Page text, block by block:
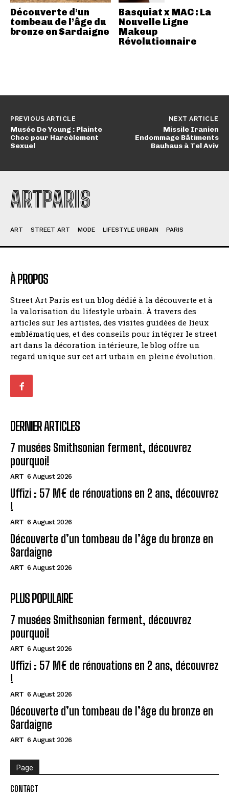
Découverte d’un
tombeau de l’âge du
bronze en Sardaigne
Basquiat x MAC : La
Nouvelle Ligne
Makeup
Révolutionnaire
PREVIOUS ARTICLE
Musée De Young : Plainte
Choc pour Harcèlement
Sexuel
NEXT ARTICLE
Missile Iranien
Endommage Bâtiments
Bauhaus à Tel Aviv
ARTPARIS
ART STREET ART MODE LIFESTYLE URBAIN PARIS
À PROPOS
Street Art Paris est un blog dédié à la découverte et à
la valorisation du lifestyle urbain. À travers des
articles sur les artistes, des visites guidées de lieux
emblématiques, et des conseils pour intégrer le street
art dans la décoration intérieure, le blog offre un
regard unique sur cet art urbain en pleine évolution.
DERNIER ARTICLES
7 musées Smithsonian ferment, découvrez
pourquoi!
ART 6 August 2026
Uffizi : 57 M€ de rénovations en 2 ans, découvrez
!
ART 6 August 2026
Découverte d’un tombeau de l’âge du bronze en
Sardaigne
ART 6 August 2026
PLUS POPULAIRE
7 musées Smithsonian ferment, découvrez
pourquoi!
ART 6 August 2026
Uffizi : 57 M€ de rénovations en 2 ans, découvrez
!
ART 6 August 2026
Découverte d’un tombeau de l’âge du bronze en
Sardaigne
ART 6 August 2026
Page
CONTACT